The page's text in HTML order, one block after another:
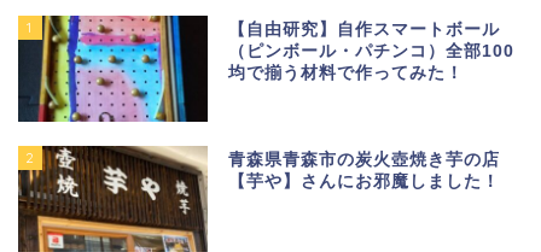
1
【自由研究】自作スマートボール
（ピンボール・パチンコ）全部100
均で揃う材料で作ってみた！
2
青森県青森市の炭火壺焼き芋の店
【芋や】さんにお邪魔しました！